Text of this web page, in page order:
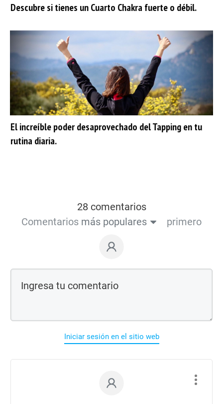
Descubre si tienes un Cuarto Chakra fuerte o débil.
El increíble poder desaprovechado del Tapping en tu
rutina diaria.
28 comentarios
Comentarios más populares primero
Iniciar sesión en el sitio web